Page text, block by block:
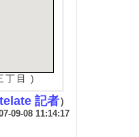
丁目 )
記者）
09-08 11:14:17